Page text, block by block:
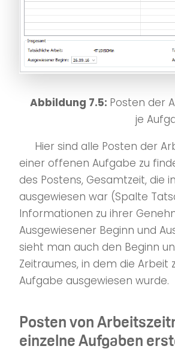
Abbildung 7.5: Posten der
je
Hier sind alle Posten der
einer offenen Aufgabe zu
des Postens, Gesamtzeit, die
ausgewiesen war (Spalte
Informationen zu ihrer
Ausgewiesener Beginn und
sieht man auch den Beginn
Zeitraumes, in dem die Arbeit
Aufgabe ausgewiesen wurde.
Posten von
einzelne Aufgaben